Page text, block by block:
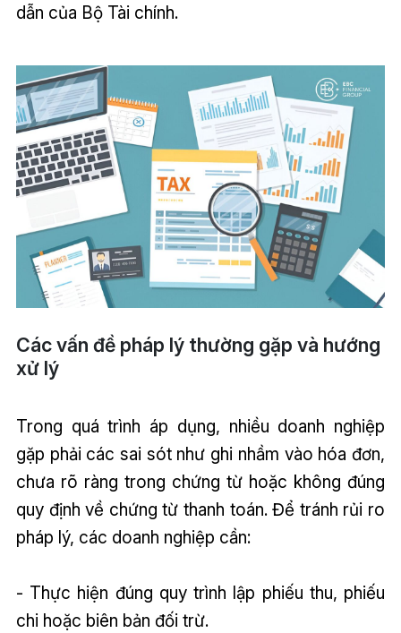
dẫn của Bộ Tài chính.
Các vấn đề pháp lý thường gặp và hướng
xử lý
Trong quá trình áp dụng, nhiều doanh nghiệp
gặp phải các sai sót như ghi nhầm vào hóa đơn,
chưa rõ ràng trong chứng từ hoặc không đúng
quy định về chứng từ thanh toán. Để tránh rủi ro
pháp lý, các doanh nghiệp cần:
- Thực hiện đúng quy trình lập phiếu thu, phiếu
chi hoặc biên bản đối trừ.